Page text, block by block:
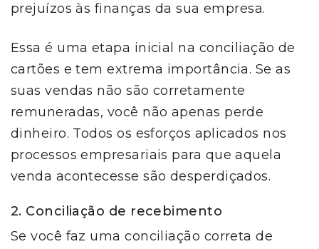
prejuízos às finanças da sua empresa.
Essa é uma etapa inicial na conciliação de
cartões e tem extrema importância. Se as
suas vendas não são corretamente
remuneradas, você não apenas perde
dinheiro. Todos os esforços aplicados nos
processos empresariais para que aquela
venda acontecesse são desperdiçados.
2. Conciliação de recebimento
Se você faz uma conciliação correta de